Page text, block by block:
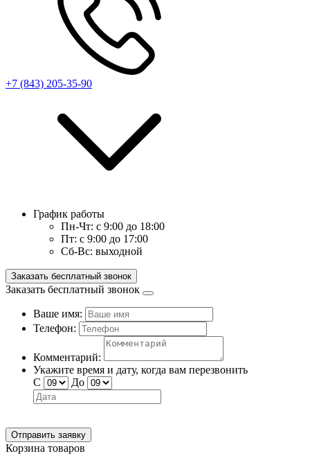
+7 (843) 205-35-90
График работы
Пн-Чт: с 9:00 до 18:00
Пт: с 9:00 до 17:00
Сб-Вс: выходной
Заказать бесплатный звонок
Заказать бесплатный звонок
Ваше имя:
Телефон:
Комментарий:
Укажите время и дату, когда вам перезвонить
С
До
Отправить заявку
Корзина товаров